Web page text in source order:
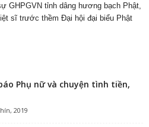
GHPGVN tỉnh dâng hương bạch Phật,
sĩ trước thềm Đại hội đại biểu Phật
Phụ nữ và chuyện tình tiền,
2019